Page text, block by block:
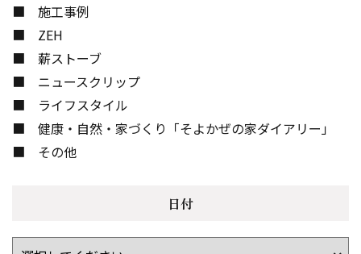
施工事例
ZEH
薪ストーブ
ニュースクリップ
ライフスタイル
健康・自然・家づくり「そよかぜの家ダイアリー」
その他
日付